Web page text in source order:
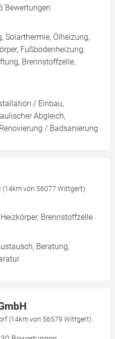
Bewertungen
Solarthermie, Ölheizung,
Fußbodenheizung,
Brennstoffzelle,
/ Einbau,
Abgleich,
/ Badsanierung
(14km von 56077 Wittgert)
Brennstoffzelle
Beratung,
(14km von 56579 Wittgert)